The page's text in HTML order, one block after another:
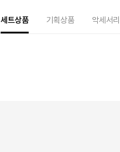
세트상품 기획상품 악세서리